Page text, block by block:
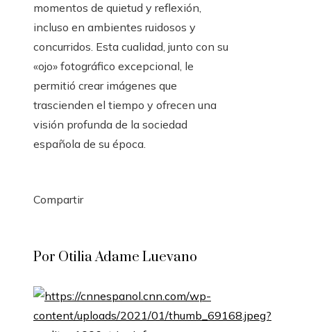
momentos de quietud y reflexión,
incluso en ambientes ruidosos y
concurridos. Esta cualidad, junto con su
«ojo» fotográfico excepcional, le
permitió crear imágenes que
trascienden el tiempo y ofrecen una
visión profunda de la sociedad
española de su época.
Compartir
Por Otilia Adame Luevano